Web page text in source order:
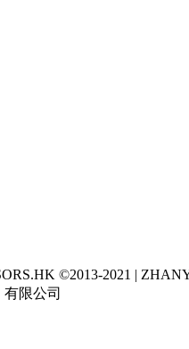
©2013-2021 |
限公司